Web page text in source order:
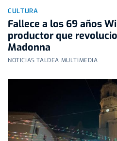
CULTURA
Fallece a los 69 años
productor que
Madonna
NOTICIAS TALDEA MULTIMEDIA